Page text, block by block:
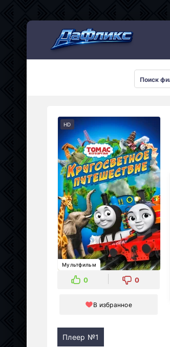
HD
Мультфильм
0 0
В избранное
Плеер №1
Мультсериалы